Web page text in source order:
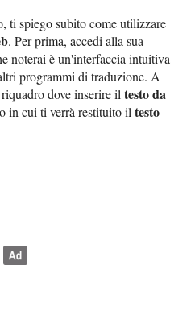
ti spiego subito come utilizzare
. Per prima, accedi alla sua
noterai è un'interfaccia intuitiva
programmi di traduzione. A
dove inserire iltesto da
in cui ti verrà restituito iltesto